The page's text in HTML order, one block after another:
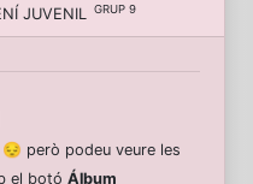
JUVENIL GRUP 9
però podeu veure les
el botó Álbum